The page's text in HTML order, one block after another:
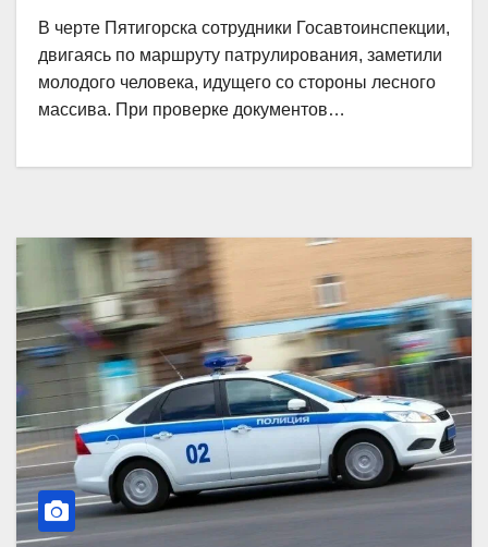
В черте Пятигорска сотрудники Госавтоинспекции,
двигаясь по маршруту патрулирования, заметили
молодого человека, идущего со стороны лесного
массива. При проверке документов…